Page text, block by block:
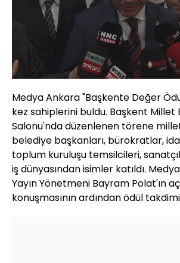
Aç
Medya Ankara "Başkente Değer
kez sahiplerini buldu. Başkent Millet
Salonu'nda düzenlenen törene
belediye başkanları, bürokratlar,
toplum kuruluşu temsilcileri,
iş dünyasından isimler katıldı.
Yayın Yönetmeni Bayram Polat'ın
konuşmasının ardından ödül